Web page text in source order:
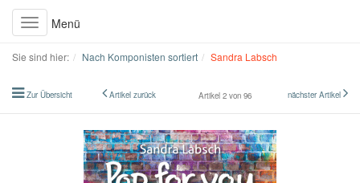
Toggle
navigation
Menü
Sie sind hier: Nach Komponisten sortiert Sandra Labsch
Zur Übersicht Artikel zurück Artikel 2 von 96 nächster Artikel